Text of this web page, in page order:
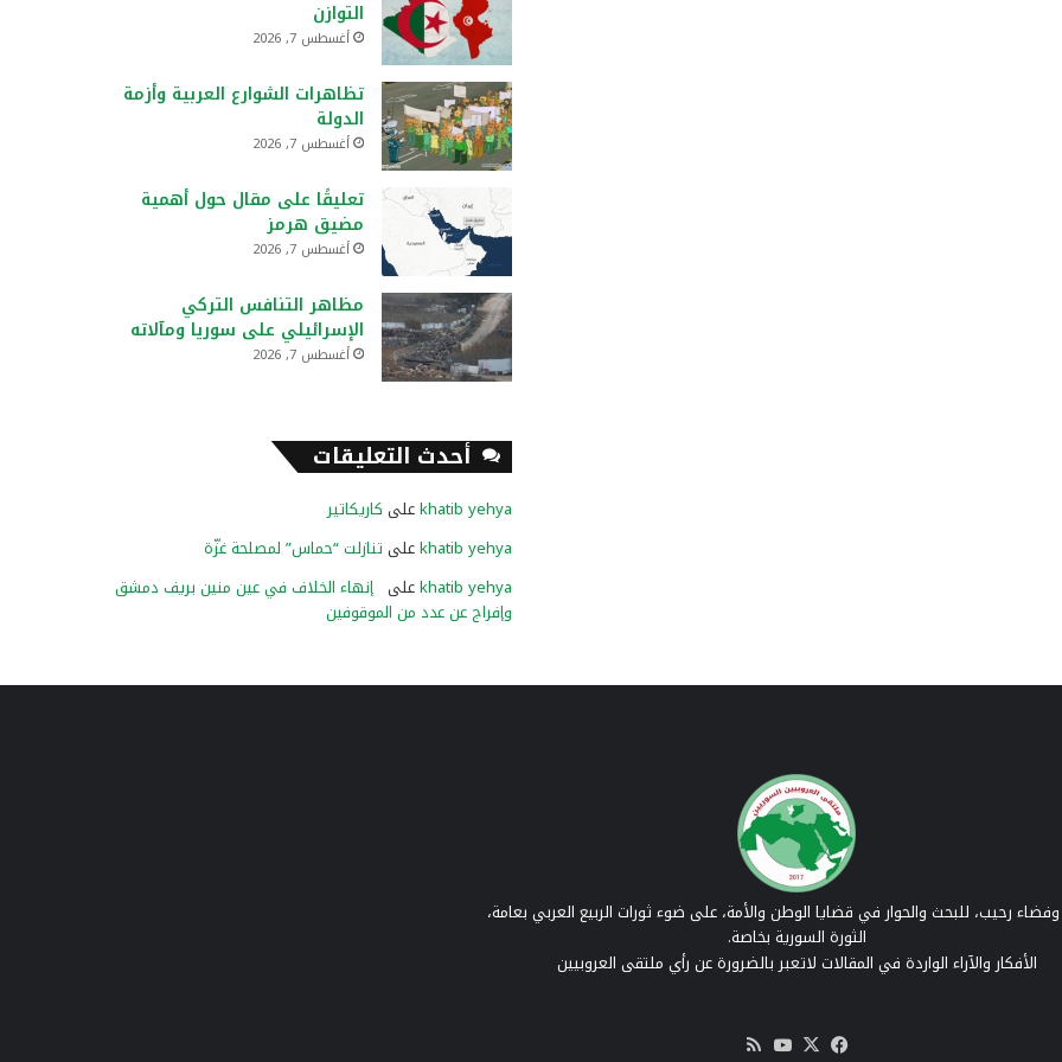
التوازن
أغسطس 7, 2026
تظاهرات الشوارع العربية وأزمة
الدولة
أغسطس 7, 2026
تعليقًا على مقال حول أهمية
مضيق هرمز
أغسطس 7, 2026
مظاهر التنافس التركي
الإسرائيلي على سوريا ومآلاته
أغسطس 7, 2026
أحدث التعليقات
khatib yehyaعلى كاريكاتير
khatib yehyaعلى تنازلت “حماس” لمصلحة غزّة
khatib yehyaعلى إنهاء الخلاف في عين منين بريف دمشق
وإفراج عن عدد من الموقوفين
رحيب، للبحث والحوار في قضايا الوطن والأمة، على ضوء ثورات الربيع العربي بعامة،
الثورة السورية بخاصة.
الأفكار والآراء الواردة في المقالات لاتعبر بالضرورة عن رأي ملتقى العروبيين
فيسبوك
‫X
‫YouTube